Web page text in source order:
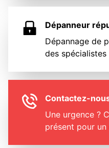
Dépanneur
Dépannage de
des
Contactez-
Une urgence ?
présent pour